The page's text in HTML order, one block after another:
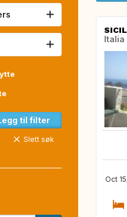
til filter
Slett søk
Italia
Oct